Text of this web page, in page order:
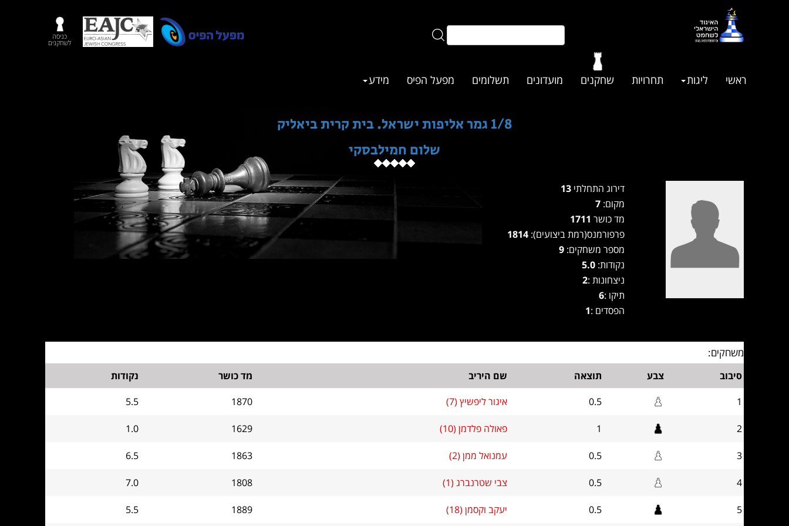
כניסה
לשחקנים
ראשי ליגות תחרויות שחקנים מועדונים תשלומים מפעל הפיס מידע
1/8 גמר אליפות ישראל. בית קרית ביאליק
שלום חמילבסקי
דירוג התחלתי 13
מקום: 7
מד כושר
פרפורמנס(רמת ביצועים): 1814
מספר משחקים: 9
נקודות:5.0
ניצחונות :2
תיקו :6
הפסדים :1
משחקים:
סיבוב צבע תוצאה שם היריב מד כושר
נקודות
1
0.5 איגור ליפשיץ (7) 1870
5.5
2
1 פאולה פלדמן (10) 1629
1.0
3
0.5 עמנואל ממן (2) 1863
6.5
4
0.5 צבי שטרנברג (1) 1808
7.0
5
0.5 יעקב וקסמן (18) 1889
5.5